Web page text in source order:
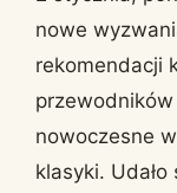
nowe
rekomendacji
nowoczesne
klasyki.